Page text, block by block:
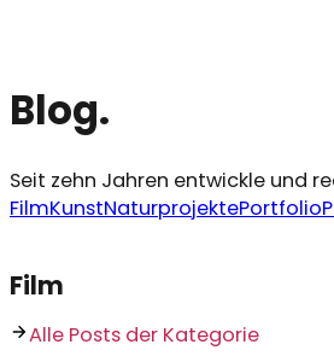
Blog.
Seit zehn Jahren entwickle und
FilmKunstNaturprojektePortfolio
Film
Alle Posts der Kategorie